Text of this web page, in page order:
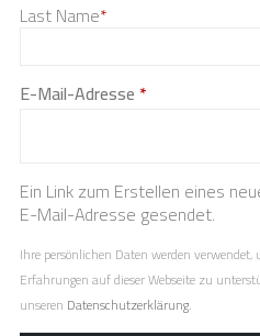
Last Name*
E-Mail-Adresse *Erforderlich
Ein Link zum Erstellen eines
E-Mail-Adresse gesendet.
Ihre persönlichen Daten werden
Erfahrungen auf dieser Webseite zu
unseren Datenschutzerklärung.